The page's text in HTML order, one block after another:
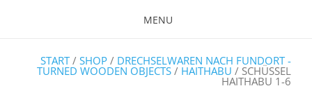
MENU
START/ SHOP / DRECHSELWAREN NACH FUNDORT -
TURNED WOODEN OBJECTS / HAITHABU / SCHÜSSEL
HAITHABU 1-6